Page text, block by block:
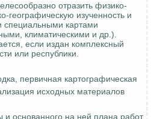
отразить физико-
географическую изученность и
специальными картами
климатическими и др.).
если издан комплексный
или республики.
первичная картографическая
исходных материалов
основанного на ней плана работ